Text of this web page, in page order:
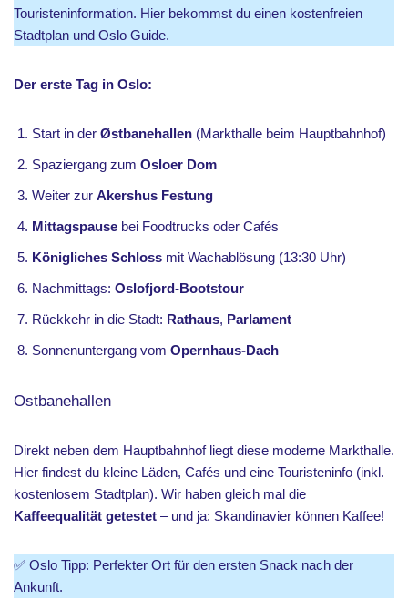
Touristeninformation. Hier bekommst du einen kostenfreien
Stadtplan und Oslo Guide.
Der erste Tag in Oslo:
Start in der Østbanehallen (Markthalle beim Hauptbahnhof)
Spaziergang zum Osloer Dom
Weiter zur Akershus Festung
Mittagspause bei Foodtrucks oder Cafés
Königliches Schloss mit Wachablösung (13:30 Uhr)
Nachmittags: Oslofjord-Bootstour
Rückkehr in die Stadt: Rathaus, Parlament
Sonnenuntergang vom Opernhaus-Dach
Ostbanehallen
Direkt neben dem Hauptbahnhof liegt diese moderne Markthalle.
Hier findest du kleine Läden, Cafés und eine Touristeninfo (inkl.
kostenlosem Stadtplan). Wir haben gleich mal die
Kaffeequalität getestet – und ja: Skandinavier können Kaffee!
✅ Oslo Tipp: Perfekter Ort für den ersten Snack nach der
Ankunft.